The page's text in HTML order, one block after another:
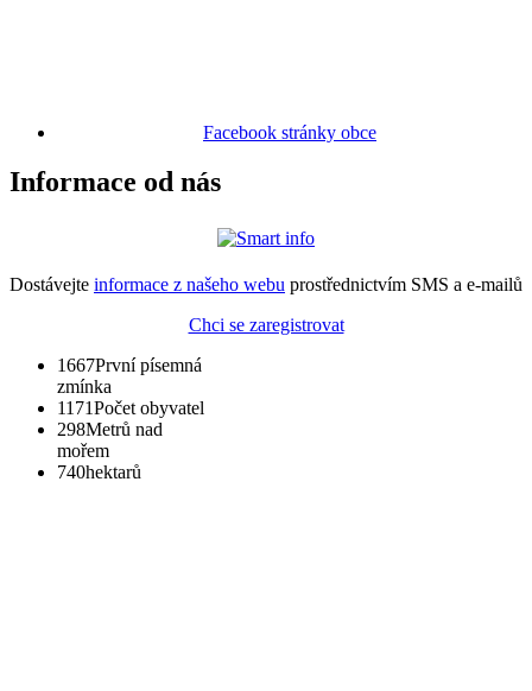
Facebook stránky obce
Informace od nás
Dostávejte informace z našeho webu prostřednictvím SMS a e-mailů
Chci se zaregistrovat
1667První písemná
zmínka
1171Počet obyvatel
298Metrů nad
mořem
740hektarů